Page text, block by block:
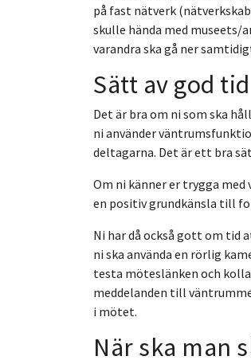
på fast nätverk
skulle hända med museets/
varandra ska gå ner
Sätt av god
Det är bra om ni som ska
ni använder
deltagarna. Det är ett bra
Om ni känner er trygga
en positiv grundkänsla till
Ni har då också gott om tid
ni ska använda en rörlig
testa möteslänken och
meddelanden till
i mötet.
När ska man